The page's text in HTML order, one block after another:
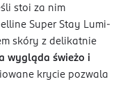
stoi za nim
Super Stay Lumi-
skóry z delikatnie
wygląda świeżo i
krycie pozwala